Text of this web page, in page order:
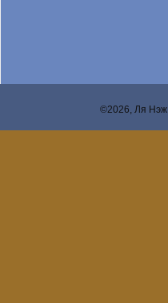
©2026, Ля Нэж